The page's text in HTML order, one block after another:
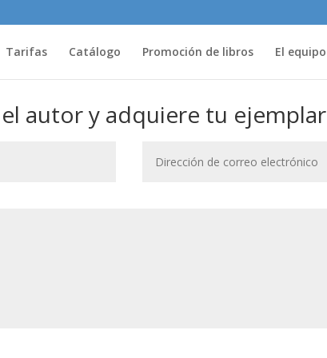
Tarifas Catálogo Promoción de libros El equipo
autor y adquiere tu ejemplar